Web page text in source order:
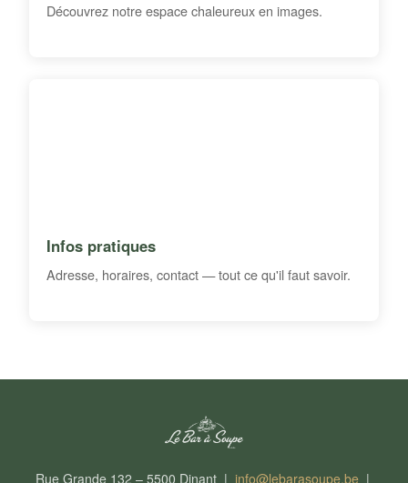
Découvrez notre espace chaleureux en images.
Infos pratiques
Adresse, horaires, contact — tout ce qu'il faut savoir.
Rue Grande 132 – 5500 Dinant | info@lebarasoupe.be|